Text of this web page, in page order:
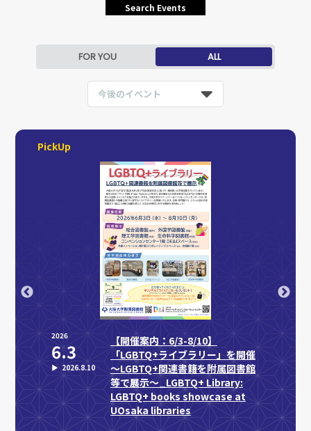
Search Events
FOR YOU ALL
今後のイベント
PickUp
2026
6.3
▶︎ 2026.8.10
【開催案内：6/3-8/10】
「LGBTQ+ライブラリー」を開催
～LGBTQ+関連書籍を附属図書館
等で展示～_LGBTQ+ Library:
LGBTQ+ books showcase at
UOsaka libraries